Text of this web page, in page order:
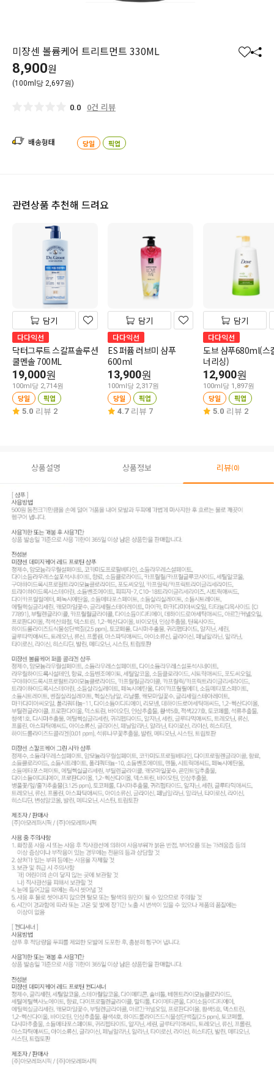
미쟝센 볼륨케어 트리트먼트 330ML
찜 공
8,900원
(100ml당 2,697원)
0.0 0건 리뷰
배송형태 당일 픽업
관련상품 추천해 드려요
담기
다다익선
닥터그루트 스칼프솔루션
쿨멘솔 700ML
19,000원
100ml당 2,714원
당일 픽업
5.0 리뷰 2
담기
다다익선
ES 퍼퓸 러브미 샴푸
600ml
13,900원
100ml당 2,317원
당일 픽업
4.7 리뷰 7
담기
다다익선
도브 샴푸680ml(스
너리싱)
12,900원
100ml당 1,897원
당일 픽업
5.0 리뷰 2
상품설명 상품정보 리뷰(0)